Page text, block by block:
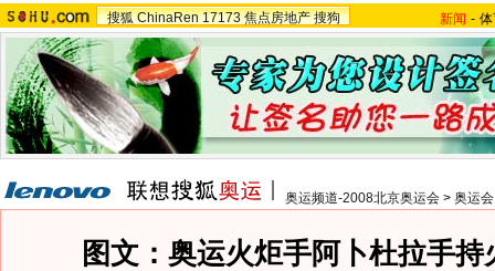
搜狐 ChinaRen 17173 焦点房地产 搜狗 新闻 -
奥运频道-2008北京奥运会 > 奥运
图文：奥运火炬手阿卜杜拉手持